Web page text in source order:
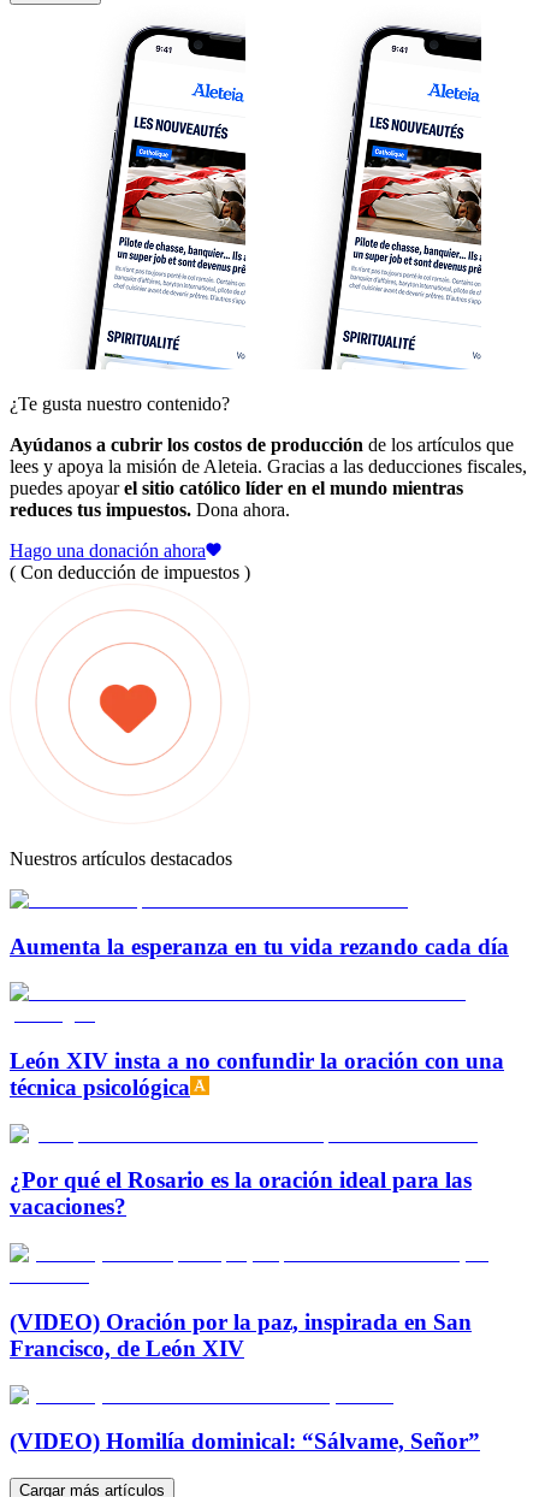
¿Te gusta nuestro contenido?
Ayúdanos a cubrir los costos de producción de los artículos que
lees y apoya la misión de Aleteia. Gracias a las deducciones fiscales,
puedes apoyarel sitio católico líder en el mundo mientras
reduces tus impuestos. Dona ahora.
Hago una donación ahora
( Con deducción de impuestos )
Nuestros artículos destacados
Aumenta la esperanza en tu vida rezando cada día
León XIV insta a no confundir la oración con una
técnica psicológica
¿Por qué el Rosario es la oración ideal para las
vacaciones?
(VIDEO) Oración por la paz, inspirada en San
Francisco, de León XIV
(VIDEO) Homilía dominical: “Sálvame, Señor”
Cargar más artículos